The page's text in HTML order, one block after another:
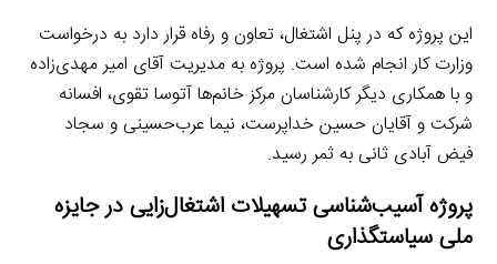
این پروژه که در پنل اشتغال، تعاون و رفاه قرار دارد به درخواست
وزارت کار انجام شده است. پروژه به مدیریت آقای امیر مهدی‌زاده
و با همکاری دیگر کارشناسان مرکز خانم‌ها آتوسا تقوی، افسانه
شرکت و آقایان حسین خداپرست، نیما عرب‌حسینی و سجاد
فیض آبادی ثانی به ثمر رسید.
پروژه آسیب‌شناسی تسهیلات اشتغال‌زایی در جایزه
ملی سیاستگذاری